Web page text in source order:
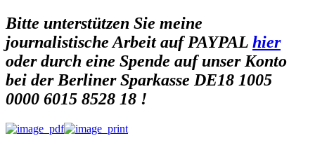
Bitte unterstützen Sie meine
journalistische Arbeit auf PAYPAL hier
oder durch eine Spende auf unser Konto
bei der Berliner Sparkasse DE18 1005
0000 6015 8528 18 !